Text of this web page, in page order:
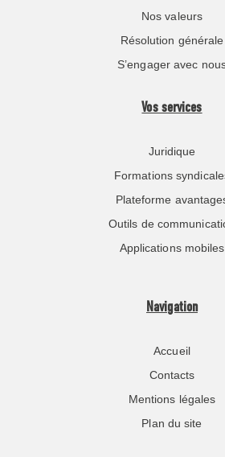
Nos valeurs
Résolution générale
S’engager avec
Vos services
Juridique
Formations
Plateforme
Outils de
Applications mobiles
Navigation
Accueil
Contacts
Mentions légales
Plan du site